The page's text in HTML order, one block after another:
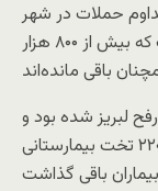
حملات در شهر
رفح در جنوب نوار غزه و افزایش تلفات گفت که بیش از ۸۰۰ هزار
لبریز شده بود و
بیمارستان النجار نیز به ناچار تعطیل شد و ۲۲۰ تخت بیمارستانی